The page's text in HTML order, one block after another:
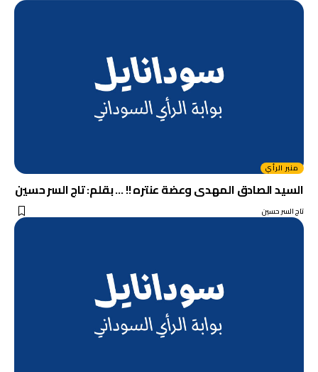
منبر الرأي
السيد الصادق المهدى وعضة عنتره !! … بقلم: تاج السر حسين
تاج السر حسين